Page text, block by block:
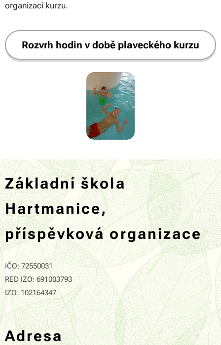
organizaci kurzu.
Rozvrh hodin v době plaveckého kurzu
Základní škola
Hartmanice,
příspěvková organizace
IČO: 72550031
RED IZO: 691003793
IZO: 102164347
Adresa